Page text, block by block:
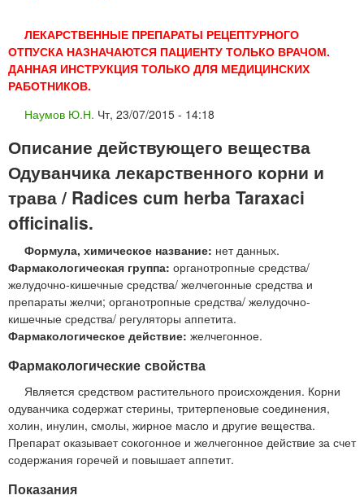
ЛЕКАРСТВЕННЫЕ ПРЕПАРАТЫ РЕЦЕПТУРНОГО
ОТПУСКА НАЗНАЧАЮТСЯ ПАЦИЕНТУ ТОЛЬКО ВРАЧОМ.
ДАННАЯ ИНСТРУКЦИЯ ТОЛЬКО ДЛЯ МЕДИЦИНСКИХ
РАБОТНИКОВ.
Наумов Ю.Н. Чт, 23/07/2015 - 14:18
Описание действующего вещества
Одуванчика лекарственного корни и
трава / Radices cum herba Taraxaci
officinalis.
Формула, химическое название: нет данных.
Фармакологическая группа: органотропные средства/
желудочно-кишечные средства/ желчегонные средства и
препараты желчи; органотропные средства/ желудочно-
кишечные средства/ регуляторы аппетита.
Фармакологическое действие: желчегонное.
Фармакологические свойства
Является средством растительного происхождения. Корни
одуванчика содержат стерины, тритерпеновые соединения,
холин, инулин, смолы, жирное масло и другие вещества.
Препарат оказывает сокогонное и желчегонное действие за счет
содержания горечей и повышает аппетит.
Показания